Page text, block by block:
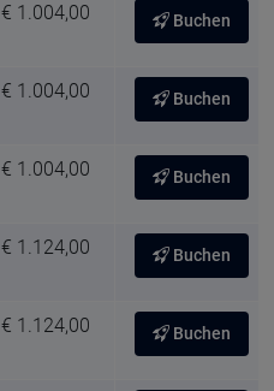
€ 1.004,00 Buchen
€ 1.004,00 Buchen
€ 1.004,00 Buchen
€ 1.124,00 Buchen
€ 1.124,00 Buchen